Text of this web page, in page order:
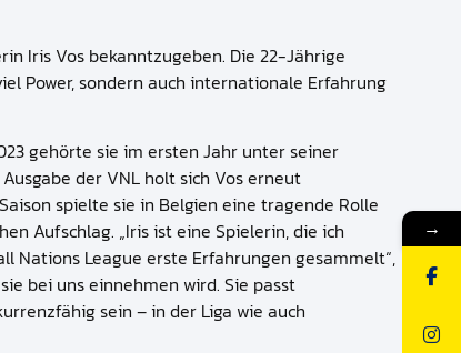
Iris Vos bekanntzugeben. Die 22-Jährige
Power, sondern auch internationale Erfahrung
gehörte sie im ersten Jahr unter seiner
der VNL holt sich Vos erneut
spielte sie in Belgien eine tragende Rolle
Aufschlag. „Iris ist eine Spielerin, die ich
Nations League erste Erfahrungen gesammelt“,
bei uns einnehmen wird. Sie passt
sein – in der Liga wie auch
→